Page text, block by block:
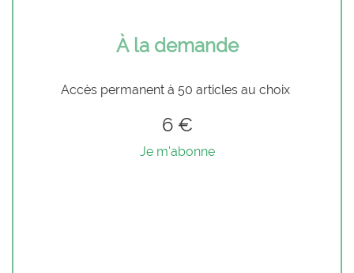
À la demande
Accès permanent à 50 articles au choix
6 €
Je m'abonne